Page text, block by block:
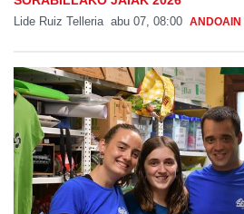
Lide Ruiz Telleria abu 07, 08:00 ANDOAIN